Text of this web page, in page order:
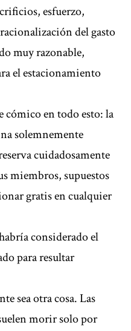
esfuerzo,
del gasto
muy razonable,
el estacionamiento
en todo esto: la
solemnemente
cuidadosamente
miembros, supuestos
gratis en cualquier
considerado el
para resultar
sea otra cosa. Las
morir solo por